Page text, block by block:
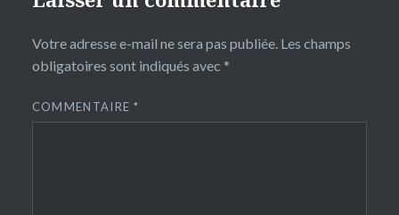
Votre adresse e-mail ne sera pas publiée. Les champs
obligatoires sont indiqués avec *
COMMENTAIRE*